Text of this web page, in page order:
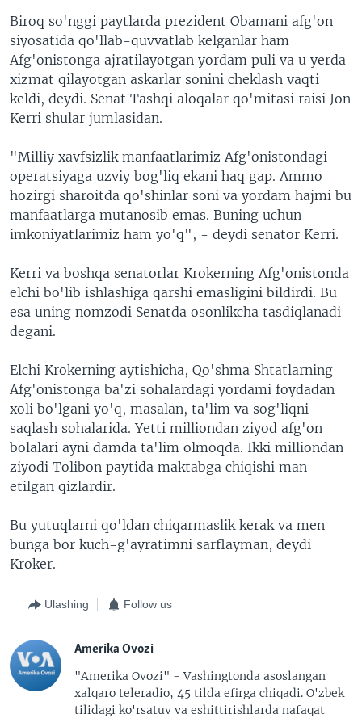
Biroq so'nggi paytlarda prezident Obamani afg'on
siyosatida qo'llab-quvvatlab kelganlar ham
Afg'onistonga ajratilayotgan yordam puli va u yerda
xizmat qilayotgan askarlar sonini cheklash vaqti
keldi, deydi. Senat Tashqi aloqalar qo'mitasi raisi Jon
Kerri shular jumlasidan.
"Milliy xavfsizlik manfaatlarimiz Afg'onistondagi
operatsiyaga uzviy bog'liq ekani haq gap. Ammo
hozirgi sharoitda qo'shinlar soni va yordam hajmi bu
manfaatlarga mutanosib emas. Buning uchun
imkoniyatlarimiz ham yo'q", - deydi senator Kerri.
Kerri va boshqa senatorlar Krokerning Afg'onistonda
elchi bo'lib ishlashiga qarshi emasligini bildirdi. Bu
esa uning nomzodi Senatda osonlikcha tasdiqlanadi
degani.
Elchi Krokerning aytishicha, Qo'shma Shtatlarning
Afg'onistonga ba'zi sohalardagi yordami foydadan
xoli bo'lgani yo'q, masalan, ta'lim va sog'liqni
saqlash sohalarida. Yetti milliondan ziyod afg'on
bolalari ayni damda ta'lim olmoqda. Ikki milliondan
ziyodi Tolibon paytida maktabga chiqishi man
etilgan qizlardir.
Bu yutuqlarni qo'ldan chiqarmaslik kerak va men
bunga bor kuch-g'ayratimni sarflayman, deydi
Kroker.
Ulashing Follow us
Amerika Ovozi
"Amerika Ovozi" - Vashingtonda asoslangan
xalqaro teleradio, 45 tilda efirga chiqadi. O'zbek
tilidagi ko'rsatuv va eshittirishlarda nafaqat